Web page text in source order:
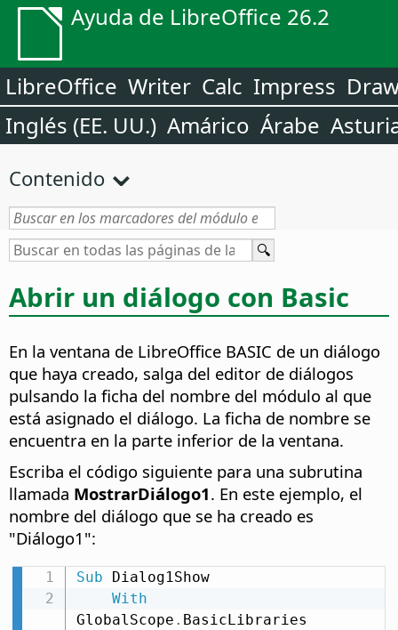
Ayuda de LibreOffice 26.2
LibreOffice Writer Calc Impress
Inglés (EE. UU.) Amárico Árabe
Contenido
Abrir un diálogo con Basic
En la ventana de LibreOffice BASIC de un diálogo
que haya creado, salga del editor de diálogos
pulsando la ficha del nombre del módulo al que
está asignado el diálogo. La ficha de nombre se
encuentra en la parte inferior de la ventana.
Escriba el código siguiente para una subrutina
llamada MostrarDiálogo1. En este ejemplo, el
nombre del diálogo que se ha creado es
"Diálogo1":
Sub Dialog1Show
With
GlobalScope . BasicLibraries